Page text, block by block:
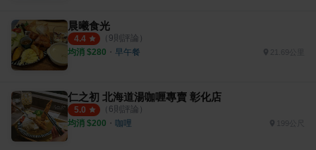
晨曦食光
4.4 （ 9則評論）
均消 $280 ・ 早午餐
仁之初 北海道湯咖喱專賣 彰化店
5.0 （ 6則評論）
均消 $200 ・ 咖哩